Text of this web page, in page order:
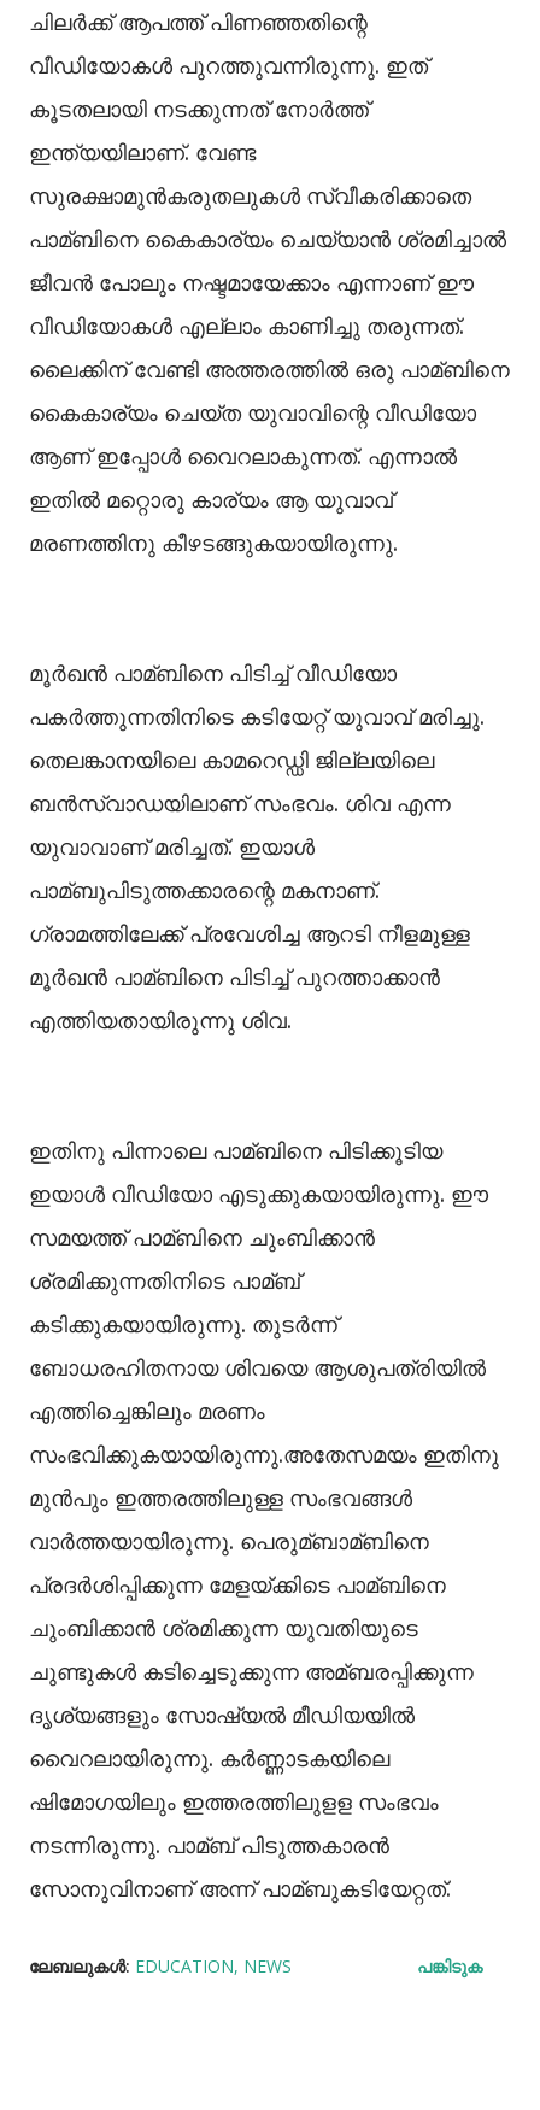
ചിലര്‍ക്ക് ആപത്ത് പിണഞ്ഞതിന്റെ
വീഡിയോകള്‍ പുറത്തുവന്നിരുന്നു. ഇത്
കൂടതലായി നടക്കുന്നത് നോർത്ത്
ഇന്ത്യയിലാണ്. വേണ്ട
സുരക്ഷാമുന്‍കരുതലുകള്‍ സ്വീകരിക്കാതെ
പാമ്ബിനെ കൈകാര്യം ചെയ്യാന്‍ ശ്രമിച്ചാല്‍
ജീവന്‍ പോലും നഷ്ടമായേക്കാം എന്നാണ് ഈ
വീഡിയോകള്‍ എല്ലാം കാണിച്ചു തരുന്നത്.
ലൈക്കിന് വേണ്ടി അത്തരത്തില്‍ ഒരു പാമ്ബിനെ
കൈകാര്യം ചെയ്ത യുവാവിന്റെ വീഡിയോ
ആണ് ഇപ്പോള്‍ വൈറലാകുന്നത്. എന്നാല്‍
ഇതില്‍ മറ്റൊരു കാര്യം ആ യുവാവ്
മരണത്തിനു കീഴടങ്ങുകയായിരുന്നു.
മൂർഖൻ പാമ്ബിനെ പിടിച്ച്‌ വീഡിയോ
പകർത്തുന്നതിനിടെ കടിയേറ്റ് യുവാവ് മരിച്ചു.
തെലങ്കാനയിലെ കാമറെഡ്ഡി ജില്ലയിലെ
ബൻസ്‌വാഡയിലാണ് സംഭവം. ശിവ എന്ന
യുവാവാണ് മരിച്ചത്. ഇയാള്‍
പാമ്ബുപിടുത്തക്കാരന്റെ മകനാണ്.
ഗ്രാമത്തിലേക്ക് പ്രവേശിച്ച ആറടി നീളമുള്ള
മൂർഖൻ പാമ്ബിനെ പിടിച്ച്‌ പുറത്താക്കാൻ
എത്തിയതായിരുന്നു ശിവ.
ഇതിനു പിന്നാലെ പാമ്ബിനെ പിടിക്കൂടിയ
ഇയാള്‍ വീഡിയോ എടുക്കുകയായിരുന്നു. ഈ
സമയത്ത് പാമ്ബിനെ ചുംബിക്കാൻ
ശ്രമിക്കുന്നതിനിടെ പാമ്ബ്
കടിക്കുകയായിരുന്നു. തുടർന്ന്
ബോധരഹിതനായ ശിവയെ ആശുപത്രിയില്‍
എത്തിച്ചെങ്കിലും മരണം
സംഭവിക്കുകയായിരുന്നു.അതേസമയം ഇതിനു
മുൻപും ഇത്തരത്തിലുള്ള സംഭവങ്ങള്‍
വാർത്തയായിരുന്നു. പെരുമ്ബാമ്ബിനെ
പ്രദർശിപ്പിക്കുന്ന മേളയ്‌ക്കിടെ പാമ്ബിനെ
ചുംബിക്കാൻ ശ്രമിക്കുന്ന യുവതിയുടെ
ചുണ്ടുകള്‍ കടിച്ചെടുക്കുന്ന അമ്ബരപ്പിക്കുന്ന
ദൃശ്യങ്ങളും സോഷ്യല്‍ മീഡിയയില്‍
വൈറലായിരുന്നു. കർണ്ണാടകയിലെ
ഷിമോഗയിലും ഇത്തരത്തിലുളള സംഭവം
നടന്നിരുന്നു. പാമ്ബ് പിടുത്തകാരൻ
സോനുവിനാണ് അന്ന് പാമ്ബുകടിയേറ്റത്.
ലേബലുകള്‍: EDUCATION NEWS പങ്കിടുക